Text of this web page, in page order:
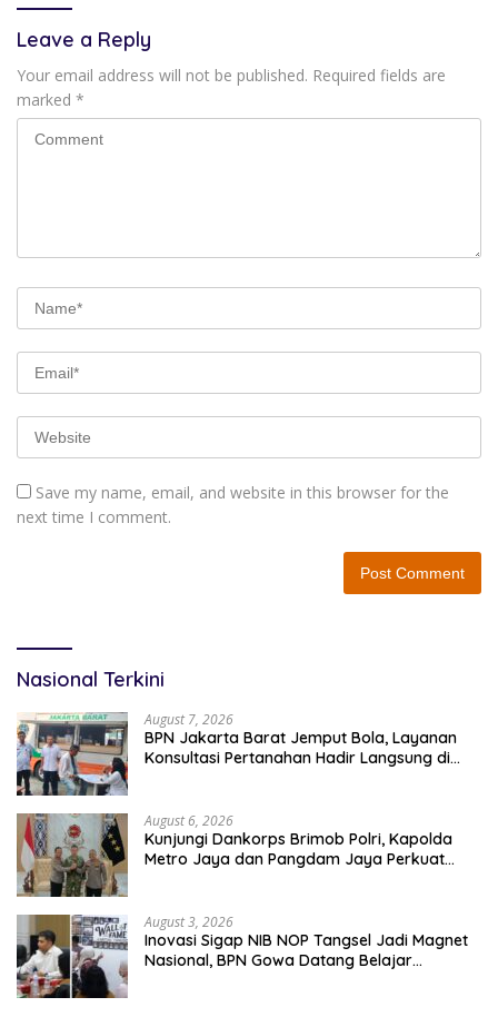
Leave a Reply
Your email address will not be published. Required fields are
marked *
Save my name, email, and website in this browser for the
next time I comment.
Nasional Terkini
August 7, 2026
BPN Jakarta Barat Jemput Bola, Layanan
Konsultasi Pertanahan Hadir Langsung di
August 6, 2026
Kunjungi Dankorps Brimob Polri, Kapolda
Metro Jaya dan Pangdam Jaya Perkuat
August 3, 2026
Inovasi Sigap NIB NOP Tangsel Jadi Magnet
Nasional, BPN Gowa Datang Belajar